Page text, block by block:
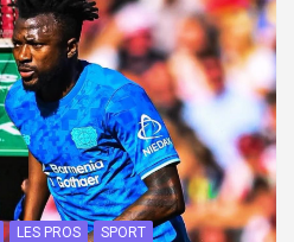
LES PROS SPORT